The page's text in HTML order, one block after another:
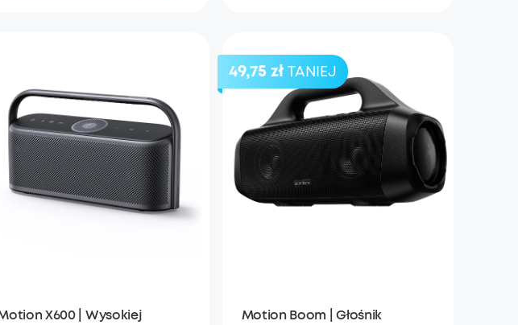
X600 | Wysokiej
49,75 zł TANIEJ
Motion Boom | Głośnik